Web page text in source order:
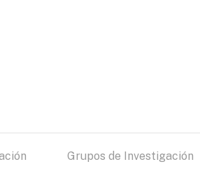
Grupos de Investigación